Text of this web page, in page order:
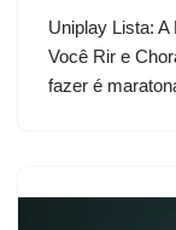
Uniplay Lista:
Você Rir e
fazer é